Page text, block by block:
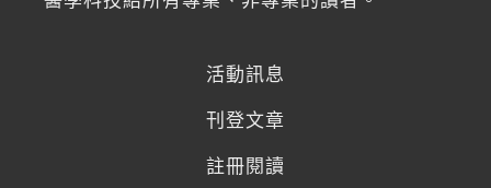
活動訊息
刊登文章
註冊閱讀